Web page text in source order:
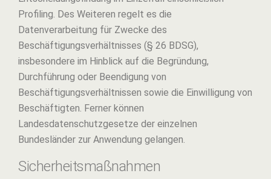
Profiling. Des Weiteren regelt es die
Datenverarbeitung für Zwecke des
Beschäftigungsverhältnisses (§ 26 BDSG),
insbesondere im Hinblick auf die Begründung,
Durchführung oder Beendigung von
Beschäftigungsverhältnissen sowie die Einwilligung von
Beschäftigten. Ferner können
Landesdatenschutzgesetze der einzelnen
Bundesländer zur Anwendung gelangen.
Sicherheitsmaßnahmen